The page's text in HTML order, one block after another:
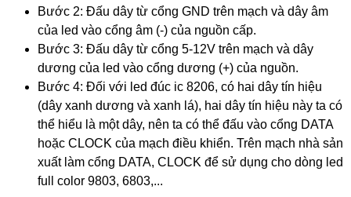
Bước 2: Đấu dây từ cổng GND trên mạch và dây âm
của led vào cổng âm (-) của nguồn cấp.
Bước 3: Đấu dây từ cổng 5-12V trên mạch và dây
dương của led vào cổng dương (+) của nguồn.
Bước 4: Đối với led đúc ic 8206, có hai dây tín hiệu
(dây xanh dương và xanh lá), hai dây tín hiệu này ta có
thể hiểu là một dây, nên ta có thể đấu vào cổng DATA
hoặc CLOCK của mạch điều khiển. Trên mạch nhà sản
xuất làm cổng DATA, CLOCK để sử dụng cho dòng led
full color 9803, 6803,...